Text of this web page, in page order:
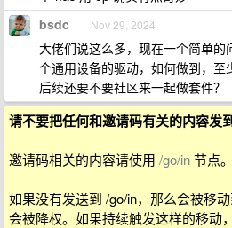
bsdc Nov 29, 2024
大佬们说这么多，现在一个简单
个通用设备的驱动，如何做到，至
后续还要不要社区来一起做套件？
请不要把任何和邀请码有关的内容发
邀请码相关的内容请使用 /go/in节点。
如果没有发送到 /go/in，那么会被移
会被降权。如果持续触发这样的移动